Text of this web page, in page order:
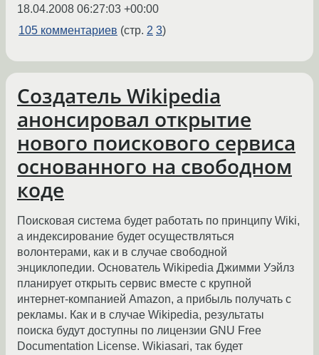
18.04.2008 06:27:03 +00:00
105 комментариев (стр. 2 3)
Создатель Wikipedia
анонсировал открытие
нового поискового сервиса
основанного на свободном
коде
Поисковая система будет работать по принципу Wiki,
а индексирование будет осуществляться
волонтерами, как и в случае свободной
энциклопедии. Основатель Wikipedia Джимми Уэйлз
планирует открыть сервис вместе с крупной
интернет-компанией Amazon, а прибыль получать с
рекламы. Как и в случае Wikipedia, результаты
поиска будут доступны по лицензии GNU Free
Documentation License. Wikiasari, так будет